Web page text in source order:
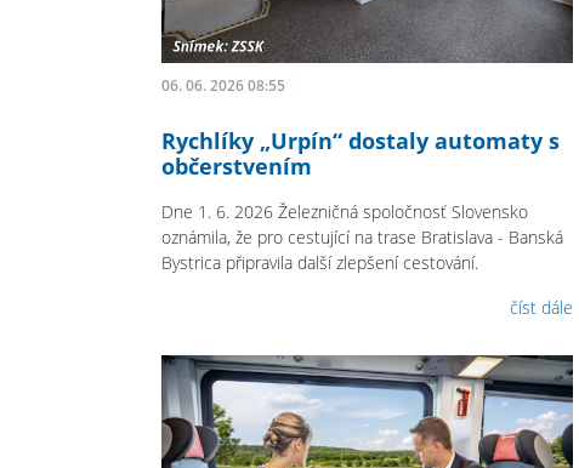
06. 06. 2026 08:55
Rychlíky „Urpín“ dostaly automaty s
občerstvením
Dne 1. 6. 2026 Železničná spoločnosť Slovensko
oznámila, že pro cestující na trase Bratislava - Banská
Bystrica připravila další zlepšení cestování.
číst dále